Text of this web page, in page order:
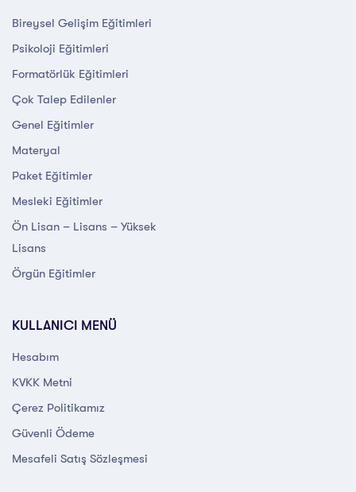
Bireysel Gelişim Eğitimleri
Psikoloji Eğitimleri
Formatörlük Eğitimleri
Çok Talep Edilenler
Genel Eğitimler
Materyal
Paket Eğitimler
Mesleki Eğitimler
Ön Lisan – Lisans – Yüksek
Lisans
Örgün Eğitimler
KULLANICI MENÜ
Hesabım
KVKK Metni
Çerez Politikamız
Güvenli Ödeme
Mesafeli Satış Sözleşmesi